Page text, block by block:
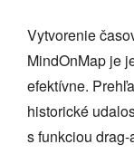
Vytvorenie
MindOnMap je
efektívne.
historické
s funkciou